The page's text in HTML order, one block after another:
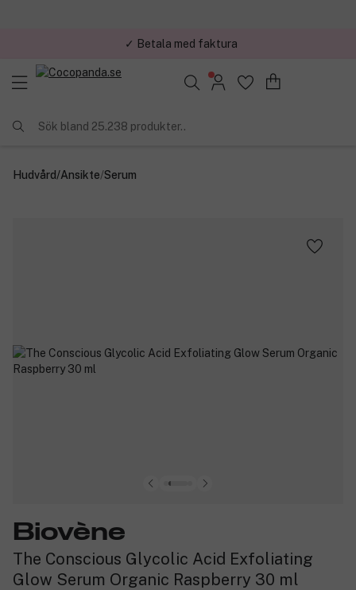
✓ Betala med faktura
Sök bland 25.238 produkter..
Hudvård/Ansikte/Serum
Biovène
The Conscious Glycolic Acid Exfoliating
Glow Serum Organic Raspberry 30 ml